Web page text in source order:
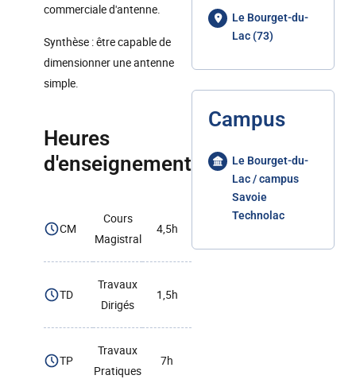
commerciale d'antenne.
Synthèse : être capable de
dimensionner une antenne
simple.
Heures
d'enseignement
CM
Cours
Magistral
4,5h
TD
Travaux
Dirigés
1,5h
TP
Travaux
Pratiques
7h
Le Bourget-du-
Lac (73)
Campus
Le Bourget-du-
Lac / campus
Savoie
Technolac